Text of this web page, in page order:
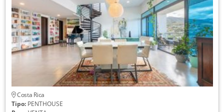
Costa Rica
Tipo:PENTHOUSE